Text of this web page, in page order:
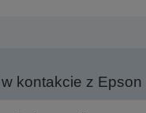
kontakcie z Epson